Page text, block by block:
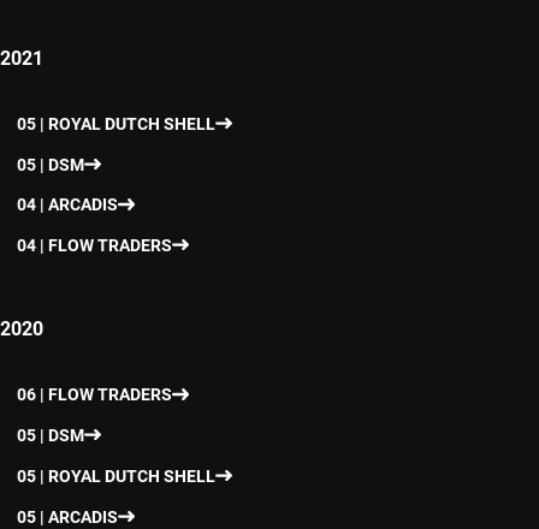
2021
05 | ROYAL DUTCH SHELL
05 | DSM
04 | ARCADIS
04 | FLOW TRADERS
2020
06 | FLOW TRADERS
05 | DSM
05 | ROYAL DUTCH SHELL
05 | ARCADIS